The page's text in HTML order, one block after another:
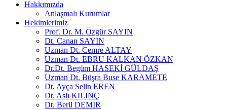
Hakkımızda
Anlaşmalı Kurumlar
Hekimlerimiz
Prof. Dr. M. Özgür SAYIN
Dt. Canan SAYIN
Uzman Dt. Cemre ALTAY
Uzman Dt. EBRU KALKAN ÖZKAN
Dr.Dt. Begüm HASEKİ GÜLDAŞ
Uzman Dt. Büşra Buse KARAMETE
Dt. Ayça Selin EREN
Dt. Aslı KILINÇ
Dt. Beril DEMİR